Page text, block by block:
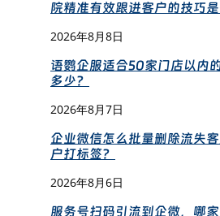
院精准有效跟进客户的技巧是
2026年8月8日
语鹦企服适合50家门店以内
多少？
2026年8月7日
企业微信怎么批量删除流失
户打标签？
2026年8月6日
服务号扫码引流到企微，哪